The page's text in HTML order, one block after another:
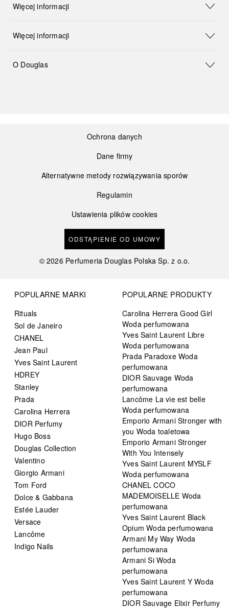
Więcej informacji
Więcej informacji
O Douglas
Ochrona danych
Dane firmy
Alternatywne metody rozwiązywania sporów
Regulamin
Ustawienia plików cookies
ODSTĄPIENIE OD UMOWY
©2026 Perfumeria Douglas Polska Sp. z o.o.
POPULARNE MARKI
Rituals
Sol de Janeiro
CHANEL
Jean Paul
Yves Saint Laurent
HDREY
Stanley
Prada
Carolina Herrera
DIOR Perfumy
Hugo Boss
Douglas Collection
Valentino
Giorgio Armani
Tom Ford
Dolce & Gabbana
Estée Lauder
Versace
Lancôme
Indigo Nails
POPULARNE PRODUKTY
Carolina Herrera Good Girl
Woda perfumowana
Yves Saint Laurent Libre
Woda perfumowana
Prada Paradoxe Woda
perfumowana
DIOR Sauvage Woda
perfumowana
Lancôme La vie est belle
Woda perfumowana
Emporio Armani Stronger with
you Woda toaletowa
Emporio Armani Stronger
With You Intensely
Yves Saint Laurent MYSLF
Woda perfumowana
CHANEL COCO
MADEMOISELLE Woda
perfumowana
Yves Saint Laurent Black
Opium Woda perfumowana
Armani My Way Woda
perfumowana
Armani Si Woda
perfumowana
Yves Saint Laurent Y Woda
perfumowana
DIOR Sauvage Elixir Perfumy